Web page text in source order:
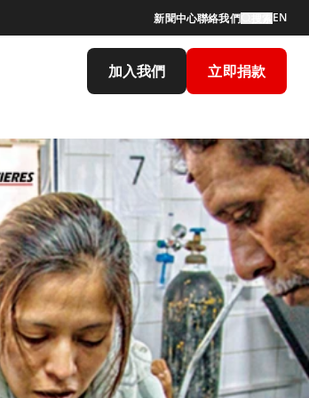
新聞中心聯絡我們 EN
加入我們 立即捐款